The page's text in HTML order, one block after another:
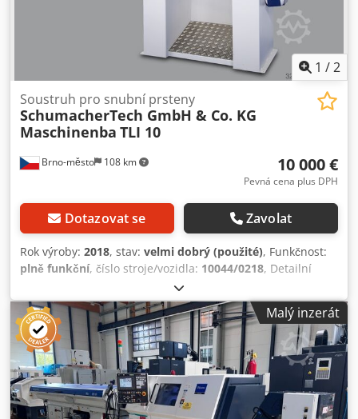
1 /2
Brno-město 108 km
Soustruh pro snubní prsteny
SchumacherTech GmbH & Co. KG
Maschinenba TLI 10
10 000 €
Pevná cena plus DPH
Dotazovat se Zavolat
Rok výroby: 2018, stav: velmi dobrý (použité), Funkčnost:
plně funkční, číslo stroje/vozidla: 10044/0218, Detailní
fotografie a produktové specifikace naleznete v PDF
souboru v příloze. Soustruhy jsou speciálně navrženy pro
zpracování snubních prstenů a náramků. Oddělení
vnitřního a vnějšího obrábění na dva stroje zajišťuje
vysokou produktivitu. Veškeré potřebné soustružnické
operace (rovinné obrábění, rádiusy, boční obrábění a
srážení hran) lze provádět postupně bez nutnosti úprav
nebo přestavby strojů. Technické parametry: TLI 10
Malý inzerát